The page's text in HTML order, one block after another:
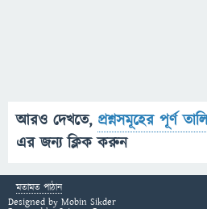
আরও দেখতে, প্রশ্নসমূহের পূর্ণ
এর জন্য ক্লিক করুন
মতামত পাঠান
Designed by Mobin Sikder